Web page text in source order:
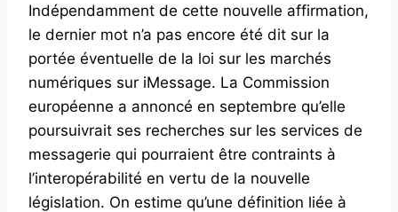
Indépendamment de cette nouvelle affirmation,
le dernier mot n’a pas encore été dit sur la
portée éventuelle de la loi sur les marchés
numériques sur iMessage. La Commission
européenne a annoncé en septembre qu’elle
poursuivrait ses recherches sur les services de
messagerie qui pourraient être contraints à
l’interopérabilité en vertu de la nouvelle
législation. On estime qu’une définition liée à